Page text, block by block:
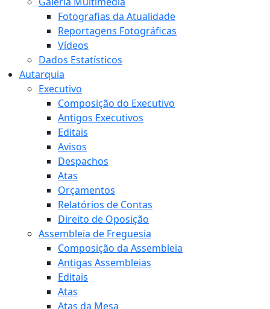
Fotografias da Atualidade
Reportagens Fotográficas
Vídeos
Dados Estatísticos
Autarquia
Executivo
Composição do Executivo
Antigos Executivos
Editais
Avisos
Despachos
Atas
Orçamentos
Relatórios de Contas
Direito de Oposição
Assembleia de Freguesia
Composição da Assembleia
Antigas Assembleias
Editais
Atas
Atas da Mesa